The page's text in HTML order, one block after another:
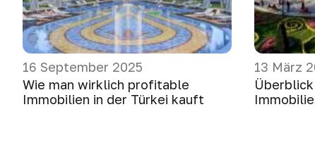
16 September 2025
Wie man wirklich profitable
Immobilien in der Türkei kauft
13 März